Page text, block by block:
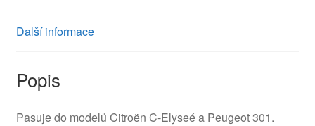
Další informace
Popis
Pasuje do modelů Citroën C-Elyseé a Peugeot 301.